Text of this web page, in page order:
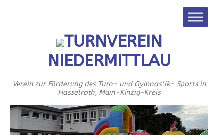
TURNVEREIN
NIEDERMITTLAU
Verein zur Förderung des Turn- und Gymnastik- Sports in
Hasselroth, Main-Kinzig-Kreis